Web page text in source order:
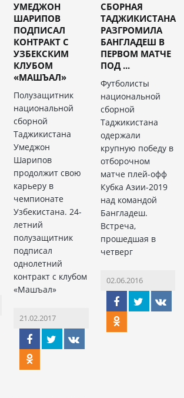
УМЕДЖОН
ШАРИПОВ
ПОДПИСАЛ
КОНТРАКТ С
УЗБЕКСКИМ
КЛУБОМ
«МАШЪАЛ»
Полузащитник
национальной
сборной
Таджикистана
Умеджон
Шарипов
продолжит свою
карьеру в
чемпионате
Узбекистана. 24-
летний
полузащитник
подписал
однолетний
контракт с клубом
«Машъал»
21.02.2017
СБОРНАЯ
ТАДЖИКИСТАНА
РАЗГРОМИЛА
БАНГЛАДЕШ В
ПЕРВОМ МАТЧЕ
ПОД ...
Футболисты
национальной
сборной
Таджикистана
одержали
крупную победу в
отборочном
матче плей-офф
Кубка Азии-2019
над командой
Бангладеш.
Встреча,
прошедшая в
четверг
02.06.2016